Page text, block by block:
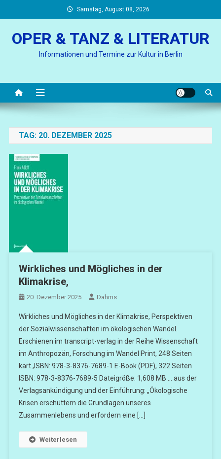
to
Samstag, August 08, 2026
OPER & TANZ & LITERATUR
Informationen und Termine zur Kultur in Berlin
TAG: 20. DEZEMBER 2025
Wirkliches und Mögliches in der
Klimakrise,
20. Dezember 2025 Dahms
Wirkliches und Mögliches in der Klimakrise, Perspektiven
der Sozialwissenschaften im ökologischen Wandel.
Erschienen im transcript-verlag in der Reihe Wissenschaft
im Anthropozän, Forschung im Wandel Print, 248 Seiten
kart.,ISBN: 978-3-8376-7689-1 E-Book (PDF), 322 Seiten
ISBN: 978-3-8376-7689-5 Dateigröße: 1,608 MB … aus der
Verlagsankündigung und der Einführung: „Ökologische
Krisen erschüttern die Grundlagen unseres
Zusammenlebens und erfordern eine […]
Weiterlesen